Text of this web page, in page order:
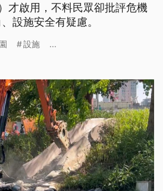
才啟用，不料民眾卻批評危機
設施安全有疑慮。
設施 ...